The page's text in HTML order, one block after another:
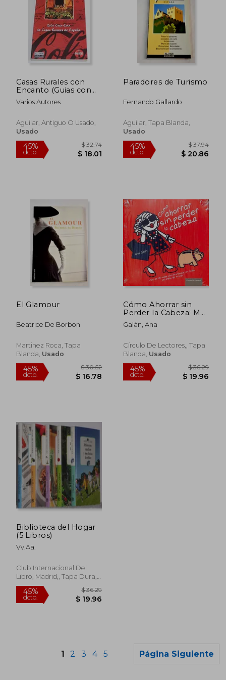
45%
dcto. $ 16.86
45%
dcto.
45%
dcto. $ 46.91
45%
dcto. $
dcto. $ 33.01
Casas Rurales con
Encanto (Guias con
Encanto)
Varios Autores
Aguilar, Antiguo O Usado,
Usado
Paradores de Turismo
Fernando Gallardo
Aguilar, Tapa Blanda,
Usado
El Glamour
Beatrice De Borbon
Martinez Roca, Tapa
Blanda, Usado
Cómo Ahorrar sin
Perder la Cabeza: Más
de 100 Ideas Para
Economizar en Todas
Galán, Ana
Círculo De Lectores,, Tapa
Blanda, Usado
Biblioteca del Hogar
(5 Libros)
Vv.Aa.
Club Internacional Del
Libro, Madrid,, Tapa Dura,
Usado
1 2 3 4 5 Página Siguiente